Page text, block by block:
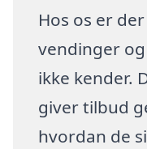
Hos os er
vendinger
ikke kender.
giver tilbud
hvordan de